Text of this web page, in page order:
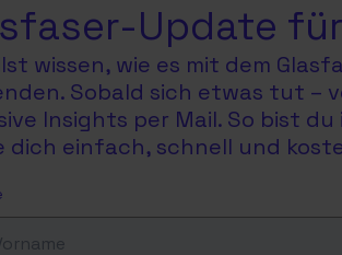
Update
wissen, wie es mit dem
Sobald sich etwas tut –
Insights per Mail. So bist
dich einfach, schnell und